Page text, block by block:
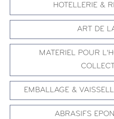
HOTELLERIE &
ART DE
MATERIEL POUR
EMBALLAGE &
ABRASIFS